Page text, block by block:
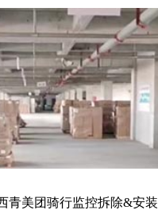
团骑行监控拆除&安装 2023.02.15